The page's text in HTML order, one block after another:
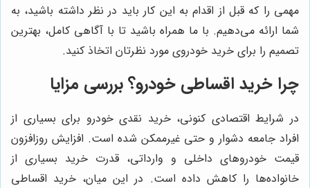
مهمی را که قبل از اقدام به این کار باید در نظر داشته باشید، به
شما ارائه می‌دهیم. با ما همراه باشید تا با آگاهی کامل، بهترین
تصمیم را برای خرید خودروی مورد نظرتان اتخاذ کنید.
چرا خرید اقساطی خودرو؟ بررسی مزایا
در شرایط اقتصادی کنونی، خرید نقدی خودرو برای بسیاری از
افراد جامعه دشوار و حتی غیرممکن شده است. افزایش روزافزون
قیمت خودروهای داخلی و وارداتی، قدرت خرید بسیاری از
خانواده‌ها را کاهش داده است. در این میان، خرید اقساطی